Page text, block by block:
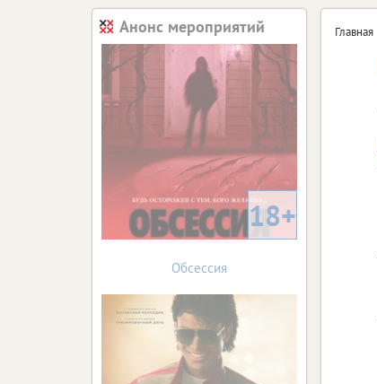
Главная
Анонс мероприятий
18+
Обсессия